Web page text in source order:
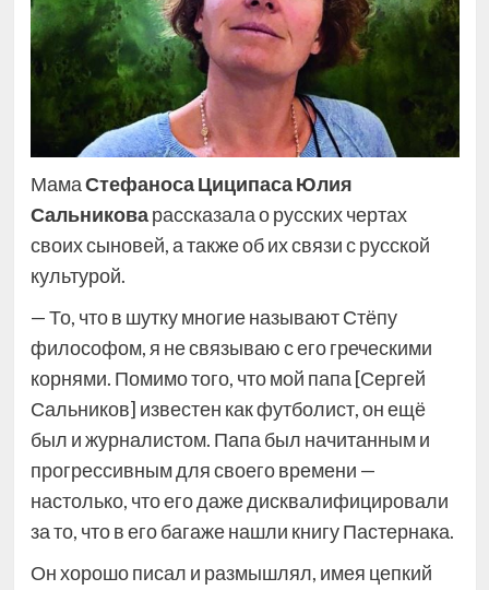
МамаСтефаноса Циципаса Юлия
Сальниковарассказала о русских чертах
своих сыновей, а также об их связи с русской
культурой.
— То, что в шутку многие называют Стёпу
философом, я не связываю с его греческими
корнями. Помимо того, что мой папа [Сергей
Сальников] известен как футболист, он ещё
был и журналистом. Папа был начитанным и
прогрессивным для своего времени —
настолько, что его даже дисквалифицировали
за то, что в его багаже нашли книгу Пастернака.
Он хорошо писал и размышлял, имея цепкий